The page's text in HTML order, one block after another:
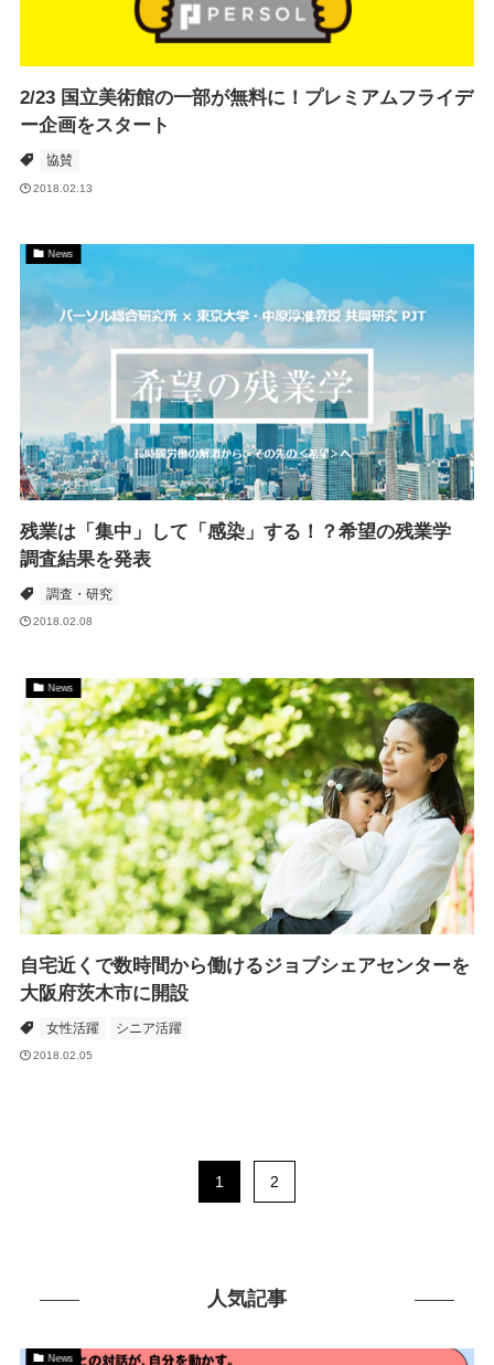
2/23 国立美術館の一部が無料に！プレミアムフライデ
ー企画をスタート
協賛
2018.02.13
News
残業は「集中」して「感染」する！？希望の残業学
調査結果を発表
調査・研究
2018.02.08
News
自宅近くで数時間から働けるジョブシェアセンターを
大阪府茨木市に開設
女性活躍 シニア活躍
2018.02.05
1 2
人気記事
News